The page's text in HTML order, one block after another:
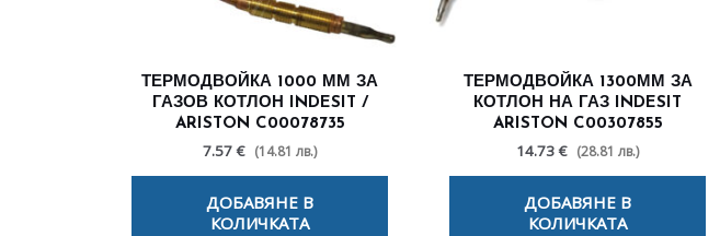
ТЕРМОДВОЙКА 1000 ММ ЗА
ГАЗОВ КОТЛОН INDESIT /
ARISTON C00078735
7.57 € (14.81 лв.)
ДОБАВЯНЕ В
КОЛИЧКАТА
ТЕРМОДВОЙКА 1300ММ ЗА
КОТЛОН НА ГАЗ INDESIT
ARISTON C00307855
14.73 € (28.81 лв.)
ДОБАВЯНЕ В
КОЛИЧКАТА